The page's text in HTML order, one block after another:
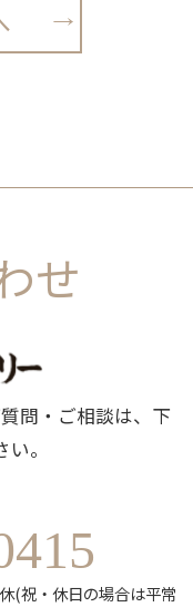
せ
問・ご相談は、下
。
(祝・休日の場合は平常